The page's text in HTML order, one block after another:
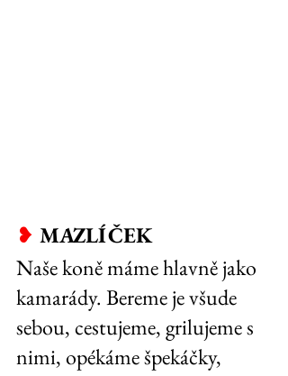
❥ MAZLÍČEK
Naše koně máme hlavně jako
kamarády. Bereme je všude
sebou, cestujeme, grilujeme s
nimi, opékáme špekáčky,